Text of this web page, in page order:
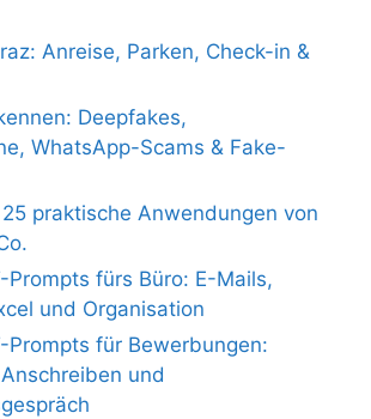
Anreise, Parken, Check-in &
Deepfakes,
WhatsApp-Scams & Fake-
praktische Anwendungen von
Prompts fürs Büro: E-Mails,
und Organisation
Prompts für Bewerbungen:
und